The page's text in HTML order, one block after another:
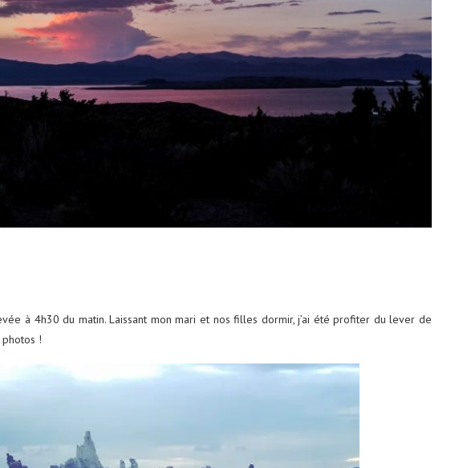
à 4h30 du matin. Laissant mon mari et nos filles dormir, j’ai été profiter du lever de
!